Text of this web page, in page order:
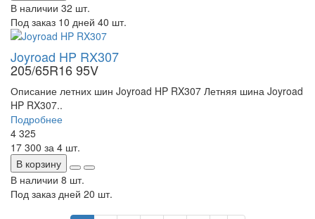
В наличии 32 шт.
Под заказ 10 дней 40 шт.
Joyroad HP RX307
205/65R16 95V
Описание летних шин Joyroad HP RX307 Летняя шина Joyroad
HP RX307..
Подробнее
4 325
17 300 за 4 шт.
В корзину
В наличии 8 шт.
Под заказ дней 20 шт.